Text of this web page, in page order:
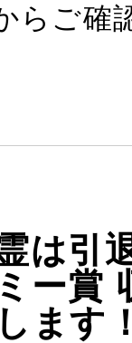
らご確
は引
ー賞
ます